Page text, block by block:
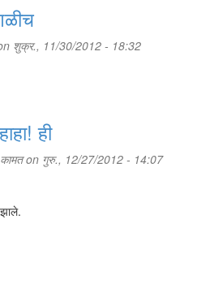
शुक्र., 11/30/2012 - 18:32
ही
on गुरु., 12/27/2012 - 14:07